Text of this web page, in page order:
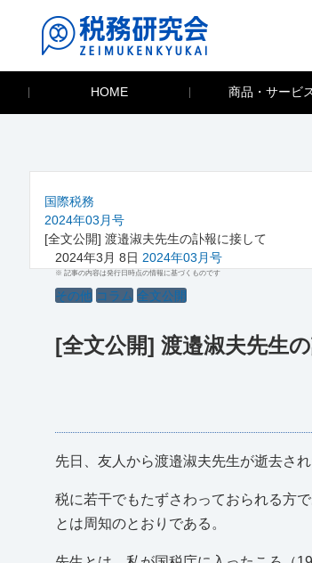
HOME 商品・サービ
国際税務
2024年03月号
[全文公開] 渡邉淑夫先生の訃報に接して
2024年3月 8日 2024年03月号
※ 記事の内容は発行日時点の情報に基づくものです
その他 コラム 全文公開
[全文公開] 渡邉淑夫先生
先日、友人から渡邉淑夫先生が逝去さ
税に若干でもたずさわっておられる方
とは周知のとおりである。